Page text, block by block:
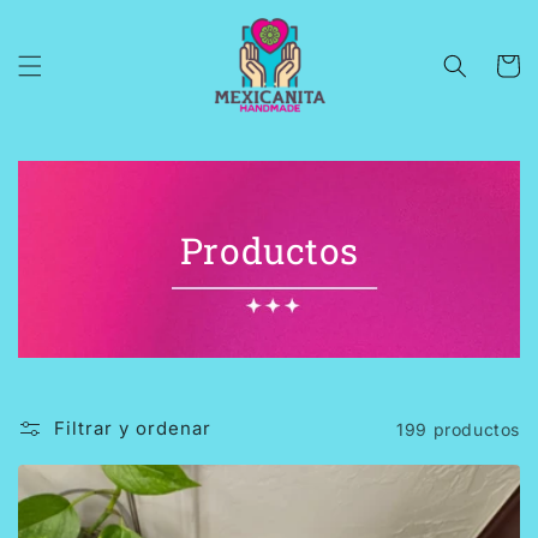
Carrito
C
o
c
c
Productos
Filtrar y ordenar 199 productos